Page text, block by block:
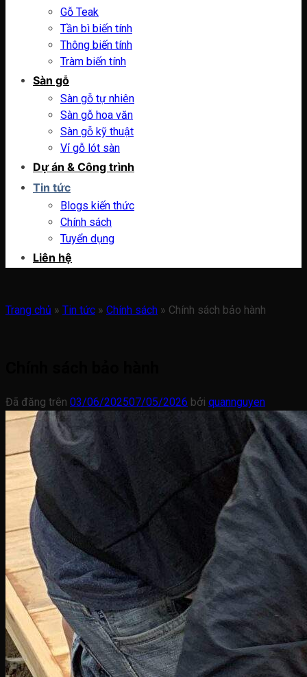
Gỗ Teak
Tần bì biến tính
Thông biến tính
Tràm biến tính
Sàn gỗ
Sàn gỗ tự nhiên
Sàn gỗ hoa văn
Sàn gỗ kỹ thuật
Vỉ gỗ lót sàn
Dự án & Công trình
Tin tức
Blogs kiến thức
Chính sách
Tuyển dụng
Liên hệ
Trang chủ » Tin tức » Chính sách » Chính sách bảo hành
Đã đăng trên 03/06/202507/05/2026 bởi quannguyen